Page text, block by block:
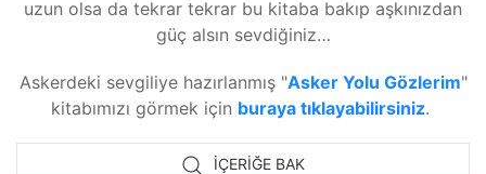
uzun olsa da tekrar tekrar bu kitaba bakıp aşkınızdan
güç alsın sevdiğiniz…
Askerdeki sevgiliye hazırlanmış "Asker Yolu Gözlerim"
kitabımızı görmek için buraya tıklayabilirsiniz.
İÇERIĞE BAK